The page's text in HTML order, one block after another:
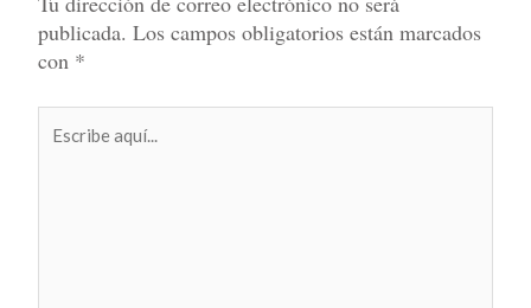
publicada. Los campos obligatorios están marcados
con *
aquí...